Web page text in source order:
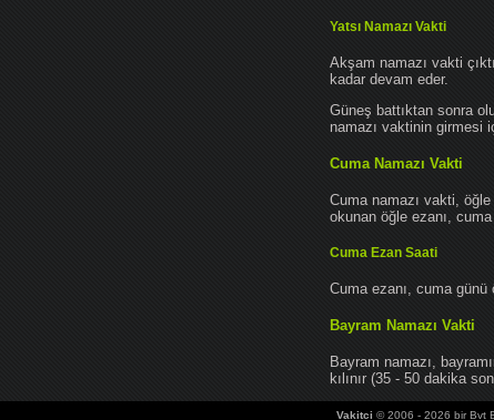
Yatsı Namazı Vakti
Akşam namazı vakti
kadar devam eder.
Güneş battıktan sonra
namazı vaktinin girmesi
Cuma Namazı Vakti
Cuma namazı vakti,
okunan öğle ezanı,
Cuma Ezan Saati
Cuma ezanı, cuma
Bayram Namazı Vakti
Bayram namazı,
kılınır (35 - 50 dakika
Vakitci © 2006 - 2026 bir Bvt